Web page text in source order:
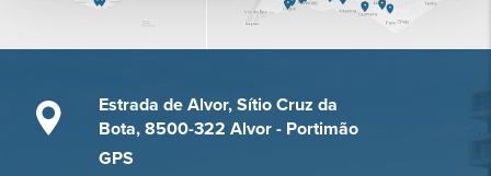
Estrada de Alvor, Sítio Cruz da
Bota, 8500-322 Alvor - Portimão
GPS